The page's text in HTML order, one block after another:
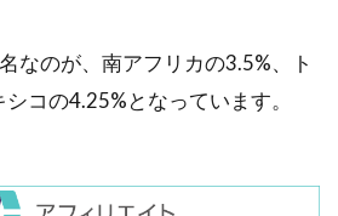
なのが、南アフリカの3.5%、ト
コの4.25%となっています。